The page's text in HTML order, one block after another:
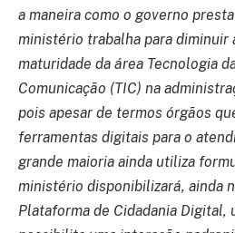
a maneira como o governo
ministério trabalha para diminuir
maturidade da área Tecnologia
Comunicação (TIC) na
pois apesar de termos órgãos
ferramentas digitais para o
grande maioria ainda utiliza
ministério disponibilizará, ainda
Plataforma de Cidadania Digital,